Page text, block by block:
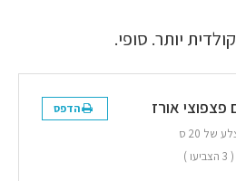
יותר. סופי.
פצפוצי אורז הדפס
של 20 ס
(
3 הצביעו )